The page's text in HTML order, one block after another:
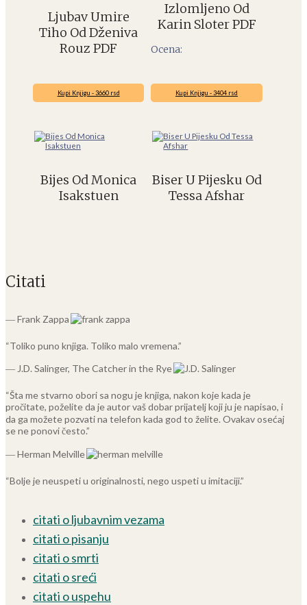
Ljubav Umire
Tiho Od Dženiva
Rouz PDF
Izlomljeno Od
Karin Sloter PDF
Ocena:
Kupi Knjigu - 3660 rsd
Bijes Od Monica
Isakstuen
Kupi Knjigu - 3404 rsd
Biser U Pijesku Od
Tessa Afshar
Citati
― Frank Zappa
“Toliko puno knjiga. Toliko malo vremena.”
― J.D. Salinger, The Catcher in the Rye
“Šta me stvarno obori sa nogu je knjiga, nakon koje kada je
pročitate, poželite da je autor vaš dobar prijatelj koji ju je napisao, i
da ga možete pozvati na telefon kada god to želite. Ovakav osećaj
se ne ponovi često.”
― Herman Melville
“Bolje je neuspeti u originalnosti, nego uspeti u imitaciji.”
citati o ljubavnim vezama
citati o pisanju
citati o smrti
citati o sreći
citati o uspehu